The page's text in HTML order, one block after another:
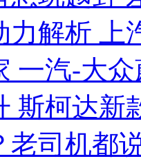
力解析 上
一汽-大
斯柯达新
老司机都